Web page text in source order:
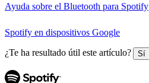
Ayuda sobre el Bluetooth para Spotify
Spotify en dispositivos Google
¿Te ha resultado útil este artículo? Sí